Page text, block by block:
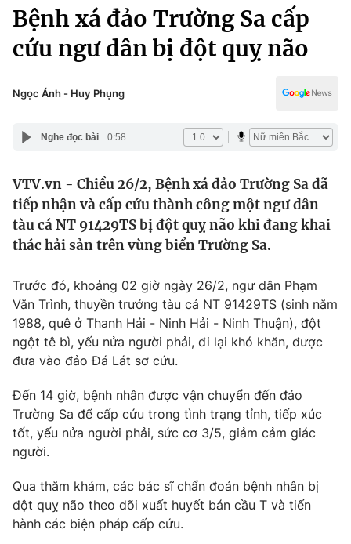
Chuyên mục
Chính trị
Xã hội
Y tế
Thế giới
Thế giới đó đây
Câu chuyện quốc tế
Kinh tế
Tài chính
Thị trường
Dữ liệu và đời sống
Phim VTV
Hậu trường
Khán giả
Giải sao mai
Giải trí
Điện ảnh
Âm nhạc
Sao
Du lịch
Làm đẹp
Giáo dục
Pháp luật
Thể thao
Văn hóa - Giải trí
Đời sống
Giáo dục
Bệnh xá đảo Trường Sa cấp
cứu ngư dân bị đột quỵ não
Ngọc Ánh - Huy Phụng
Nghe đọc bài 0:58
VTV.vn - Chiều 26/2, Bệnh xá đảo Trường Sa đã
tiếp nhận và cấp cứu thành công một ngư dân
tàu cá NT 91429TS bị đột quỵ não khi đang khai
thác hải sản trên vùng biển Trường Sa.
Trước đó, khoảng 02 giờ ngày 26/2, ngư dân Phạm
Văn Trình, thuyền trưởng tàu cá NT 91429TS (sinh năm
1988, quê ở Thanh Hải - Ninh Hải - Ninh Thuận), đột
ngột tê bì, yếu nửa người phải, đi lại khó khăn, được
đưa vào đảo Đá Lát sơ cứu.
Đến 14 giờ, bệnh nhân được vận chuyển đến đảo
Trường Sa để cấp cứu trong tình trạng tỉnh, tiếp xúc
tốt, yếu nửa người phải, sức cơ 3/5, giảm cảm giác
người.
Qua thăm khám, các bác sĩ chẩn đoán bệnh nhân bị
đột quỵ não theo dõi xuất huyết bán cầu T và tiến
hành các biện pháp cấp cứu.